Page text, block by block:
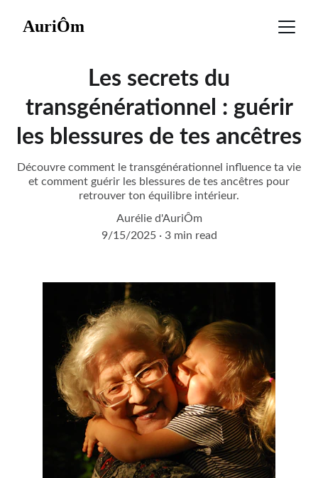
AuriÔm
Les secrets du
transgénérationnel : guérir
les blessures de tes ancêtres
Découvre comment le transgénérationnel influence ta vie
et comment guérir les blessures de tes ancêtres pour
retrouver ton équilibre intérieur.
Aurélie d'AuriÔm
9/15/2025
3 min read